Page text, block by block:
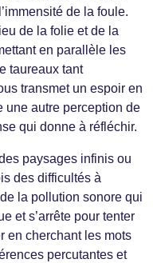
de la foule.
de la folie et de la
en parallèle les
taureaux tant
transmet un espoir en
une autre perception de
qui donne à réfléchir.
paysages infinis ou
des difficultés à
la pollution sonore qui
et s’arrête pour tenter
en cherchant les mots
percutantes et